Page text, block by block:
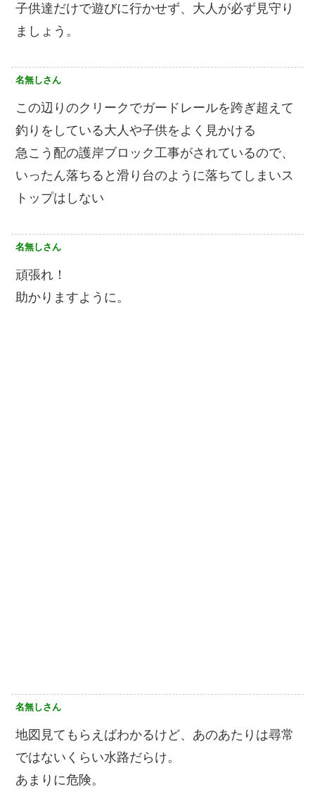
子供達だけで遊びに行かせず、大人が必ず見守り
ましょう。
名無しさん
この辺りのクリークでガードレールを跨ぎ超えて
釣りをしている大人や子供をよく見かける
急こう配の護岸ブロック工事がされているので、
いったん落ちると滑り台のように落ちてしまいス
トップはしない
名無しさん
頑張れ！
助かりますように。
名無しさん
地図見てもらえばわかるけど、あのあたりは尋常
ではないくらい水路だらけ。
あまりに危険。